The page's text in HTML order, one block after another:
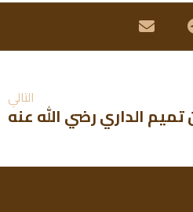
التالي
الداري رضي الله عنه